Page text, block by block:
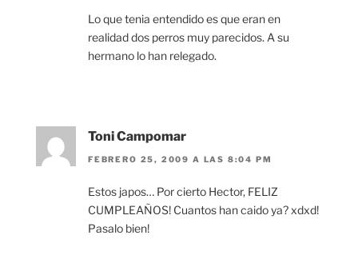
Lo que tenia entendido es que eran en
realidad dos perros muy parecidos. A su
hermano lo han relegado.
Toni Campomar
FEBRERO 25, 2009 A LAS 8:04 PM
Estos japos… Por cierto Hector, FELIZ
CUMPLEAÑOS! Cuantos han caido ya? xdxd!
Pasalo bien!